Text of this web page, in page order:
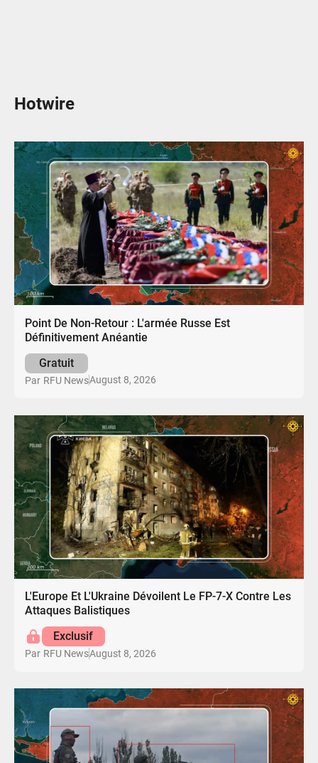
Hotwire
Point De Non-Retour : L'armée Russe Est
Définitivement Anéantie
Gratuit
Par RFU NewsAugust 8, 2026
L'Europe Et L'Ukraine Dévoilent Le FP-7-X Contre Les
Attaques Balistiques
Exclusif
Par RFU NewsAugust 8, 2026